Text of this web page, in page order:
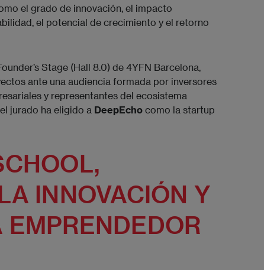
el grado de innovación, el impacto
el potencial de crecimiento y el retorno
Stage (Hall 8.0) de 4YFN Barcelona,
ante una audiencia formada por inversores
y representantes del ecosistema
jurado ha eligido a DeepEcho como la startup
INNOVACIÓN Y